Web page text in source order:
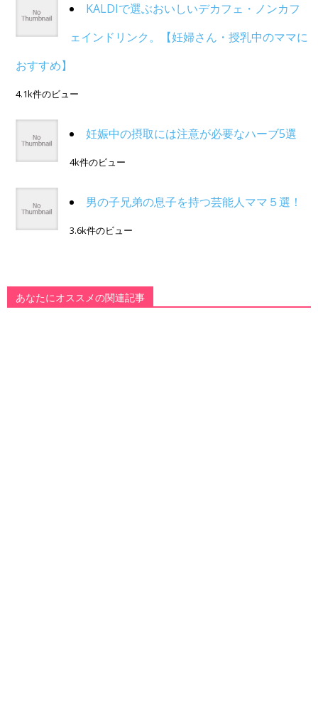
KALDIで選ぶおいしいデカフェ・ノンカフ
ェインドリンク。【妊婦さん・授乳中のママに
おすすめ】
4.1k件のビュー
妊娠中の摂取には注意が必要なハーブ5選
4k件のビュー
男の子兄弟の息子を持つ芸能人ママ５選！
3.6k件のビュー
あなたにオススメの関連記事